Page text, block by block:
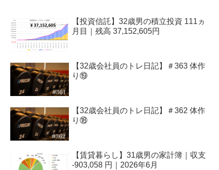
【投資信託】32歳男の積立投資 111ヵ
月目｜残高 37,152,605円
【32歳会社員のトレ日記】＃363 体作
り⑲
【32歳会社員のトレ日記】＃362 体作
り⑱
【賃貸暮らし】31歳男の家計簿｜収支
-903,058 円｜2026年6月